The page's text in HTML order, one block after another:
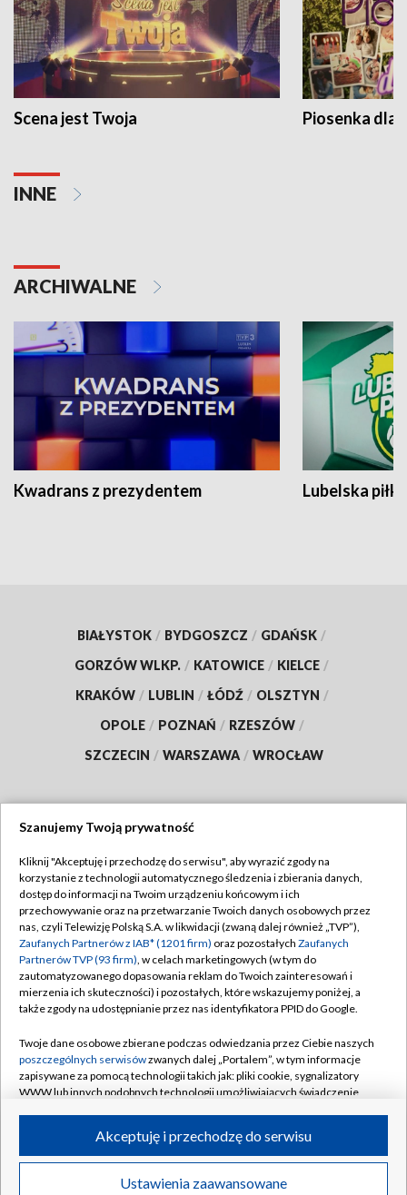
Scena jest Twoja Piosenka dla
INNE
ARCHIWALNE
Kwadrans z prezydentem Lubelska piłka
BIAŁYSTOK / BYDGOSZCZ / GDAŃSK /
GORZÓW WLKP. / KATOWICE / KIELCE /
KRAKÓW / LUBLIN / ŁÓDŹ / OLSZTYN /
OPOLE / POZNAŃ / RZESZÓW /
SZCZECIN / WARSZAWA / WROCŁAW
TVP
Abonament TVP
Emisja w TVP
Centrum informacji TVP
Naziemna Telewizja Cyfrowa
Rada Programowa
System NOS
Informacje o nadawcy
Program dla prasy
Regulamin TVP
Polityka prywatności
Moje zgody
Pomoc
Kontakt
Kanały
©2026 Telewizja Polska S.A. w likwidacji
Szanujemy Twoją prywatność
Kliknij "Akceptuję i przechodzę do serwisu", aby wyrazić zgody na
korzystanie z technologii automatycznego śledzenia i zbierania danych,
dostęp do informacji na Twoim urządzeniu końcowym i ich
przechowywanie oraz na przetwarzanie Twoich danych osobowych przez
nas, czyli Telewizję Polską S.A. w likwidacji (zwaną dalej również „TVP”),
Zaufanych Partnerów z IAB* (1201 firm) oraz pozostałych Zaufanych
Partnerów TVP (93 firm), w celach marketingowych (w tym do
zautomatyzowanego dopasowania reklam do Twoich zainteresowań i
mierzenia ich skuteczności) i pozostałych, które wskazujemy poniżej, a
także zgody na udostępnianie przez nas identyfikatora PPID do Google.
Twoje dane osobowe zbierane podczas odwiedzania przez Ciebie naszych
poszczególnych serwisówzwanych dalej „Portalem”, w tym informacje
zapisywane za pomocą technologii takich jak: pliki cookie, sygnalizatory
WWW lub innych podobnych technologii umożliwiających świadczenie
ruchu w Internecie.
Twoje dane osobowe zbierane podczas odwiedzania przez Ciebie
poszczególnych serwisówna Portalu, takie jak adresy IP, identyfikatory
Ustawienia zaawansowane
Akceptuję i przechodzę do serwisu